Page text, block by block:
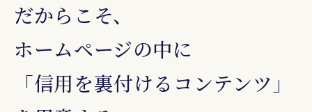
だからこそ、
ホームページの中に
「信用を裏付けるコンテンツ」